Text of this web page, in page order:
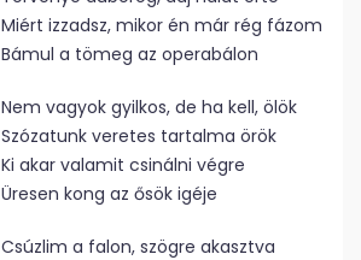
Miért izzadsz, mikor én már rég fázom
Bámul a tömeg az operabálon
Nem vagyok gyilkos, de ha kell, ölök
Szózatunk veretes tartalma örök
Ki akar valamit csinálni végre
Üresen kong az ősök igéje
Csúzlim a falon, szögre akasztva